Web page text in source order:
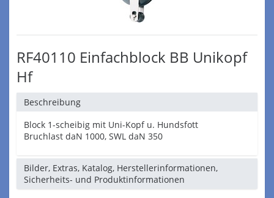
RF40110 Einfachblock BB Unikopf
Hf
Beschreibung
Block 1-scheibig mit Uni-Kopf u. Hundsfott
Bruchlast daN 1000, SWL daN 350
Bilder, Extras, Katalog, Herstellerinformationen,
Sicherheits- und Produktinformationen